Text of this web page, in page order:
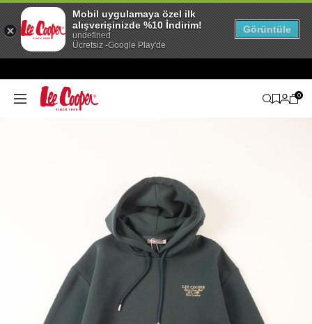
0
Mobil uygulamaya özel ilk
alışverişinizde %10 İndirim!
undefined
Ücretsiz -Google Play'de
Görüntüle